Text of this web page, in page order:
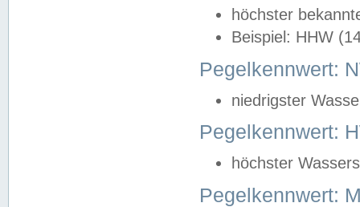
höchster
Beispiel: HHW
Pegelkennwert:
niedrigster
Pegelkennwert:
höchster
Pegelkennwert: